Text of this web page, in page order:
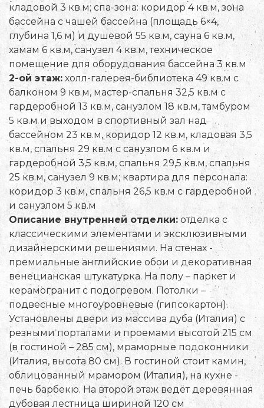
кладовой 3 кв.м; спа-зона: коридор 4 кв.м, зона
бассейна с чашей бассейна (площадь 6×4,
глубина 1,6 м) и душевой 55 кв.м, сауна 6 кв.м,
хамам 6 кв.м, санузел 4 кв.м, техническое
помещение для оборудования бассейна 3 кв.м
2-ой этаж: холл-галерея-библиотека 49 кв.м с
балконом 9 кв.м, мастер-спальня 32,5 кв.м с
гардеробной 13 кв.м, санузлом 18 кв.м, тамбуром
5 кв.м и выходом в спортивный зал над
бассейном 23 кв.м, коридор 12 кв.м, кладовая 3,5
кв.м, спальня 29 кв.м с санузлом 6 кв.м и
гардеробной 3,5 кв.м, спальня 29,5 кв.м, спальня
25 кв.м, санузел 9 кв.м; квартира для персонала:
коридор 3 кв.м, спальня 26,5 кв.м с гардеробной
и санузлом 5 кв.м
Описание внутренней отделки:отделка с
классическими элементами и эксклюзивными
дизайнерскими решениями. На стенах -
премиальные английские обои и декоративная
венецианская штукатурка. На полу – паркет и
керамогранит с подогревом. Потолки –
подвесные многоуровневые (гипсокартон).
Установлены двери из массива дуба (Италия) с
резными порталами и проемами высотой 215 см
(в гостиной – 285 см), мраморные подоконники
(Италия, высота 80 см). В гостиной стоит камин,
облицованный мрамором (Италия), на кухне -
печь барбекю. На второй этаж ведёт деревянная
дубовая лестница шириной 120 cм